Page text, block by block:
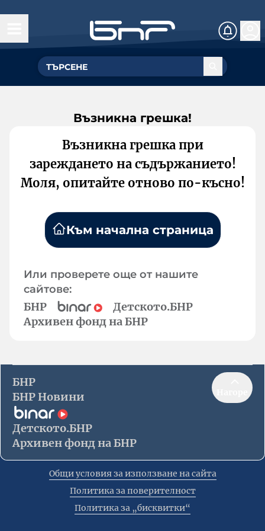
Възникна грешка!
Възникна грешка при
зареждането на съдържанието!
Моля, опитайте отново по-късно!
Към начална страница
Или проверете още от нашите
сайтове:
БНР
Детското.БНР
Архивен фонд на БНР
БНР
БНР Новини
Детското.БНР
Архивен фонд на БНР
Общи условия за използване на сайта
Политика за поверителност
Политика за „бисквитки“